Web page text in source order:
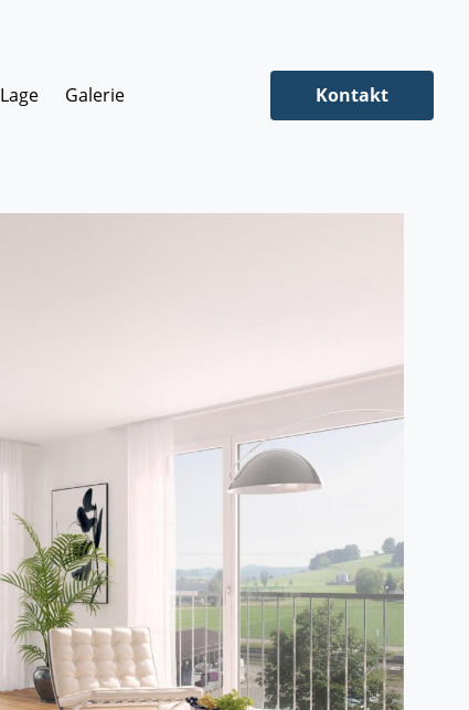
Lage Galerie Kontakt